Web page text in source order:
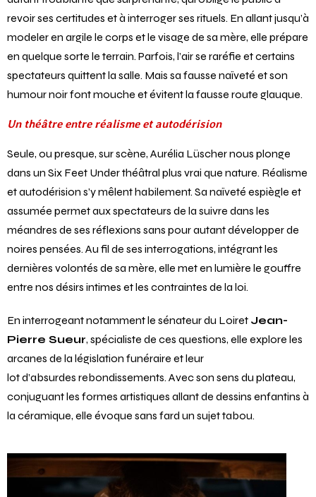
revoir ses certitudes et à interroger ses rituels. En allant jusqu’à
modeler en argile le corps et le visage de sa mère, elle prépare
en quelque sorte le terrain. Parfois, l’air se raréfie et certains
spectateurs quittent la salle. Mais sa fausse naïveté et son
humour noir font mouche et évitent la fausse route glauque.
Un théâtre entre réalisme et autodérision
Seule, ou presque, sur scène, Aurélia Lüscher nous plonge
dans un Six Feet Under théâtral plus vrai que nature. Réalisme
et autodérision s’y mêlent habilement. Sa naïveté espiègle et
assumée permet aux spectateurs de la suivre dans les
méandres de ses réflexions sans pour autant développer de
noires pensées. Au fil de ses interrogations, intégrant les
dernières volontés de sa mère, elle met en lumière le gouffre
entre nos désirs intimes et les contraintes de la loi.
En interrogeant notamment le sénateur du Loiret Jean-
Pierre Sueur, spécialiste de ces questions, elle explore les
arcanes de la législation funéraire et leur
lot d’absurdes rebondissements. Avec son sens du plateau,
conjuguant les formes artistiques allant de dessins enfantins à
la céramique, elle évoque sans fard un sujet tabou.